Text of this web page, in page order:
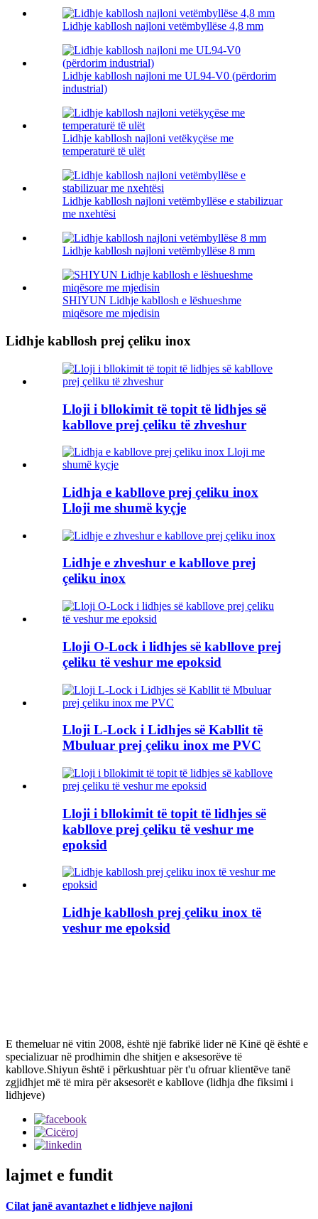
Lidhje kabllosh najloni vetëmbyllëse 4,8 mm
Lidhje kabllosh najloni me UL94-V0 (përdorim
industrial)
Lidhje kabllosh najloni vetëkyçëse me
temperaturë të ulët
Lidhje kabllosh najloni vetëmbyllëse e stabilizuar
me nxehtësi
Lidhje kabllosh najloni vetëmbyllëse 8 mm
SHIYUN Lidhje kabllosh e lëshueshme
miqësore me mjedisin
Lidhje kabllosh prej çeliku inox
Lloji i bllokimit të topit të lidhjes së
kabllove prej çeliku të zhveshur
Lidhja e kabllove prej çeliku inox
Lloji me shumë kyçje
Lidhje e zhveshur e kabllove prej
çeliku inox
Lloji O-Lock i lidhjes së kabllove prej
çeliku të veshur me epoksid
Lloji L-Lock i Lidhjes së Kabllit të
Mbuluar prej çeliku inox me PVC
Lloji i bllokimit të topit të lidhjes së
kabllove prej çeliku të veshur me
epoksid
Lidhje kabllosh prej çeliku inox të
veshur me epoksid
E themeluar në vitin 2008, është një fabrikë lider në Kinë që është e
specializuar në prodhimin dhe shitjen e aksesorëve të
kabllove.Shiyun është i përkushtuar për t'u ofruar klientëve tanë
zgjidhjet më të mira për aksesorët e kabllove (lidhja dhe fiksimi i
lidhjeve)
lajmet e fundit
Cilat janë avantazhet e lidhjeve najloni